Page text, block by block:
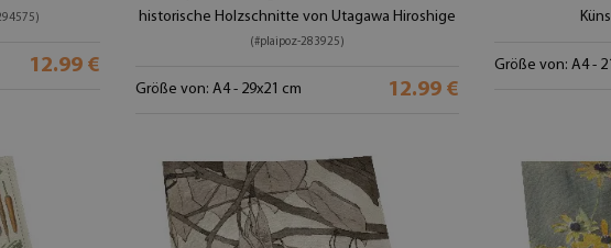
12.99 €
historische Holzschnitte von Utagawa Hiroshige
(#plaipoz-283925)
Größe von: A4 - 29x21 cm 12.99 €
Größe von: A4 -